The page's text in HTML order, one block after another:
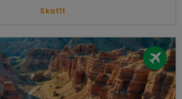
Skatīt